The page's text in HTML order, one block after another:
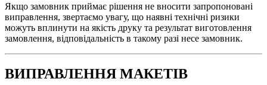
Якщо замовник приймає рішення не вносити запропоновані
виправлення, звертаємо увагу, що наявні технічні ризики
можуть вплинути на якість друку та результат виготовлення
замовлення, відповідальність в такому разі несе замовник.
ВИПРАВЛЕННЯ МАКЕТІВ